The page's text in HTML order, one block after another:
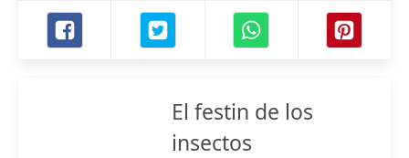
El festin de los
insectos